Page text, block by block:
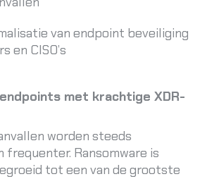
met krachtige XDR-
worden steeds
frequenter. Ransomware is
tot een van de grootste
van endpoint beveiliging
en CISO’s